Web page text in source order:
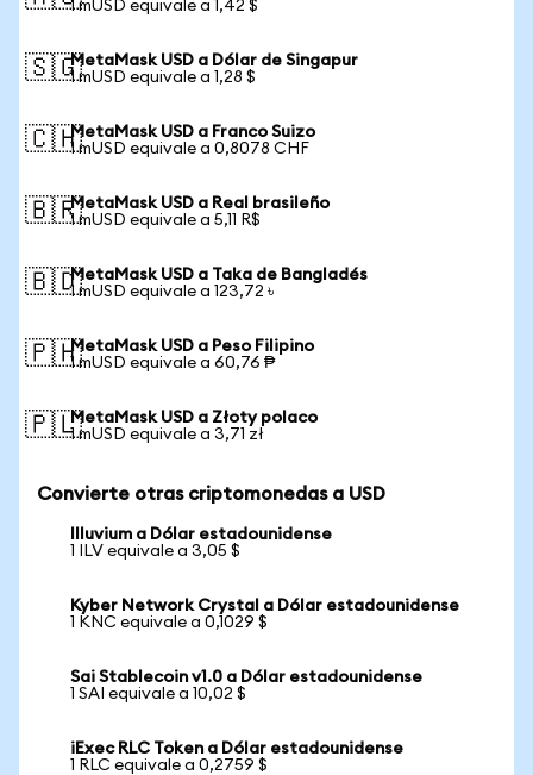
1 mUSD equivale a 1,42 $
🇸🇬MetaMask USD a Dólar de Singapur
1 mUSD equivale a 1,28 $
🇨🇭MetaMask USD a Franco Suizo
1 mUSD equivale a 0,8078 CHF
🇧🇷MetaMask USD a Real brasileño
1 mUSD equivale a 5,11 R$
🇧🇩MetaMask USD a Taka de Bangladés
1 mUSD equivale a 123,72 ৳
🇵🇭MetaMask USD a Peso Filipino
1 mUSD equivale a 60,76 ₱
🇵🇱MetaMask USD a Złoty polaco
1 mUSD equivale a 3,71 zł
Convierte otras criptomonedas a USD
Illuvium a Dólar estadounidense
1 ILV equivale a 3,05 $
Kyber Network Crystal a Dólar estadounidense
1 KNC equivale a 0,1029 $
Sai Stablecoin v1.0 a Dólar estadounidense
1 SAI equivale a 10,02 $
iExec RLC Token a Dólar estadounidense
1 RLC equivale a 0,2759 $